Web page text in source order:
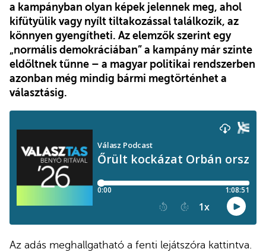
a kampányban olyan képek jelennek meg, ahol
kifütyülik vagy nyílt tiltakozással találkozik, az
könnyen gyengítheti. Az elemzők szerint egy
„normális demokráciában” a kampány már szinte
eldőltnek tűnne – a magyar politikai rendszerben
azonban még mindig bármi megtörténhet a
választásig.
Az adás meghallgatható a fenti lejátszóra kattintva.